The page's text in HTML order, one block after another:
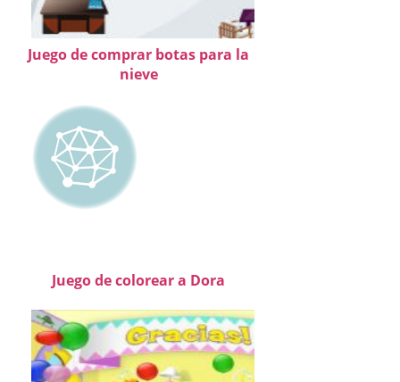
Juego de comprar botas para la
nieve
Juego de colorear a Dora